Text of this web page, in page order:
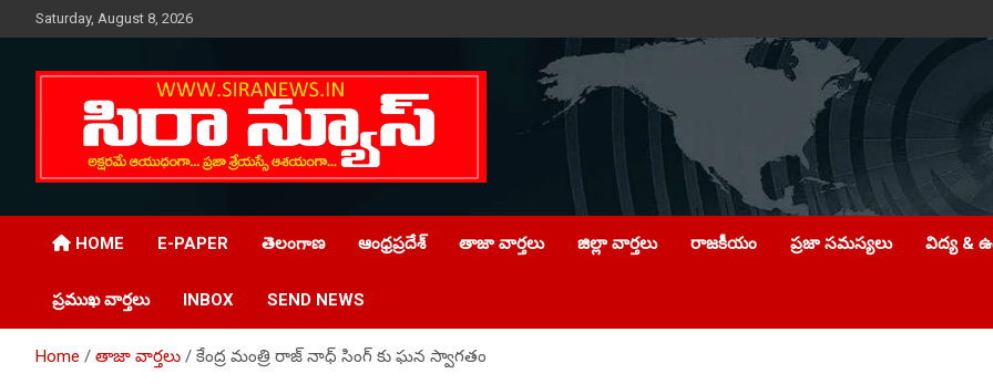
to
Saturday, August 8, 2026
SIRA NEWS
HOME E-PAPER తెలంగాణ ఆంధ్రప్రదేశ్ తాజా వార్తలు జిల్లా వార్తలు రాజకీయం ప్రజా సమస్యలు విద్య &
ప్రముఖ వార్తలు INBOX SEND NEWS
Home తాజా వార్తలు కేంద్ర మంత్రి రాజ్ నాధ్ సింగ్ కు ఘన స్వాగతం